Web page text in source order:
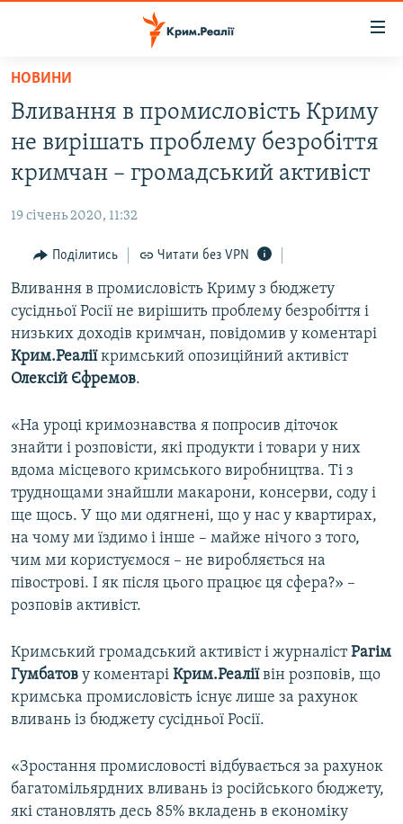
Перейти
основного
матеріалу
до
основної
Перейти
пошуку
ВІДЕО ТА ФОТО
БЛОГИ
ПОГЛЯД
ІНТЕРВ'Ю
ВСЕ ЗА ДЕНЬ
СПЕЦПРОЕКТИ
ДЕПОРТАЦІЯ
ВІДЕОУРОКИ «ELIFBE»
СВІДЧЕННЯ ОКУПАЦІЇ
УКРАЇНСЬКА ПРОБЛЕМА КРИМУ
ІНФОГРАФІКА
ЯК ОБІЙТИ БЛОКУВАННЯ
Русский
Qırımtatar
ДОЛУЧАЙСЯ!
Усі сайти RFE/RL
НОВИНИ
Вливання в промисловість Криму
не вирішать проблему безробіття
кримчан – громадський активіст
19 січень 2020, 11:32
Поділитись Читати без VPN
Вливання в промисловість Криму з бюджету
сусідньої Росії не вирішить проблему безробіття і
низьких доходів кримчан, повідомив у коментарі
Крим.Реаліїкримський опозиційний активіст
Олексій Єфремов.
«На уроці кримознавства я попросив діточок
знайти і розповісти, які продукти і товари у них
вдома місцевого кримського виробництва. Ті з
труднощами знайшли макарони, консерви, соду і
ще щось. У що ми одягнені, що у нас у квартирах,
на чому ми їздимо і інше – майже нічого з того,
чим ми користуємося – не виробляється на
півострові. І як після цього працює ця сфера?» –
розповів активіст.
Кримський громадський активіст і журналістРагім
Гумбатов у коментарі Крим.Реаліївін розповів, що
кримська промисловість існує лише за рахунок
вливань із бюджету сусідньої Росії.
«Зростання промисловості відбувається за рахунок
багатомільярдних вливань із російського бюджету,
які становлять десь 85% вкладень в економіку